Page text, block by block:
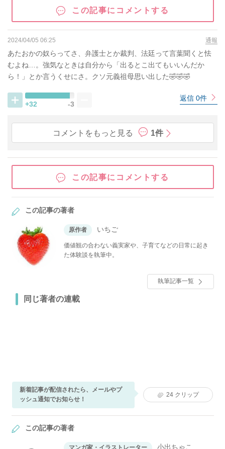
この記事にコメントする
2024/04/05 06:25 通報
あたおかの奴らってさ、弁護士とか裁判、法廷って言葉聞くと怯
むよね…。強気なときは自分から「出るとこ出てもいいんだか
ら！」とか言うくせにさ。クソ元義祖母思い出した🤣🤣🤣
+32 -3
返信 0件
コメントをもっと見る 1件
この記事にコメントする
この記事の著者
原作者 いちご
価値観の合わない義実家や、子育てなどの日常に起き
た体験談を執筆中。
執筆記事一覧
同じ著者の連載
新着記事が配信されたら、メールやプ
ッシュ通知でお知らせ！
24クリップ
この記事の著者
マンガ家・イラストレーター 小出ちゃこ